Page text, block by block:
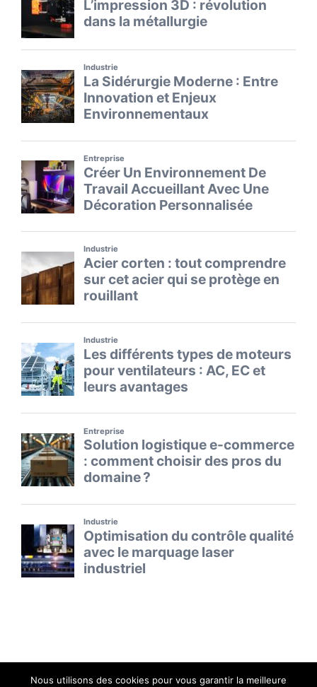
Nous utilisons des cookies pour vous garantir la meilleure